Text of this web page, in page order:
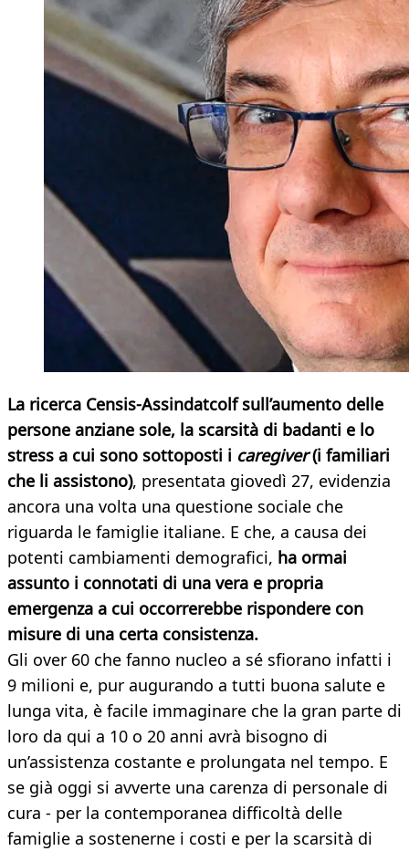
La ricerca Censis-Assindatcolf sull’aumento delle
persone anziane sole, la scarsità di badanti e lo
stress a cui sono sottoposti i caregiver(i familiari
che li assistono), presentata giovedì 27, evidenzia
ancora una volta una questione sociale che
riguarda le famiglie italiane. E che, a causa dei
potenti cambiamenti demografici, ha ormai
assunto i connotati di una vera e propria
emergenza a cui occorrerebbe rispondere con
misure di una certa consistenza.
Gli over 60 che fanno nucleo a sé sfiorano infatti i
9 milioni e, pur augurando a tutti buona salute e
lunga vita, è facile immaginare che la gran parte di
loro da qui a 10 o 20 anni avrà bisogno di
un’assistenza costante e prolungata nel tempo. E
se già oggi si avverte una carenza di personale di
cura - per la contemporanea difficoltà delle
famiglie a sostenerne i costi e per la scarsità di